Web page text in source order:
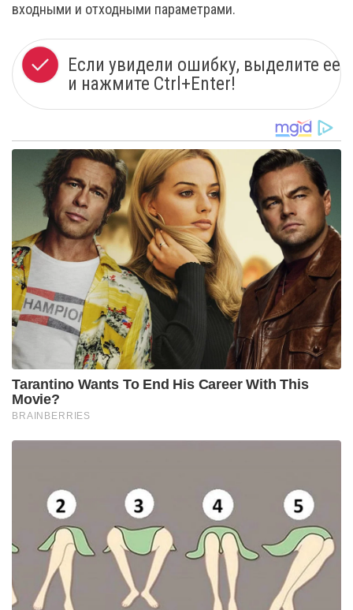
входными и отходными параметрами.
Если увидели ошибку, выделите ее
и нажмите Ctrl+Enter!
Tarantino Wants To End His Career With This
Movie?
BRAINBERRIES